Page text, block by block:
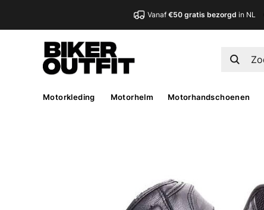
Vanaf€50 gratis bezorgd in NL
Motorkleding Motorhelm Motorhandschoenen